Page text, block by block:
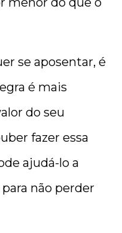
se aposentar, é
é mais
do seu
fazer essa
ajudá-lo a
não perder